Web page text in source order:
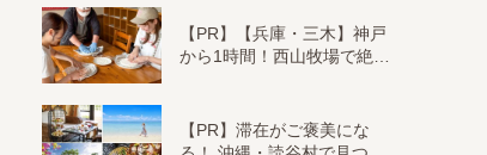
【PR】【兵庫・三木】神戸
から1時間！西山牧場で絶…
【PR】滞在がご褒美にな